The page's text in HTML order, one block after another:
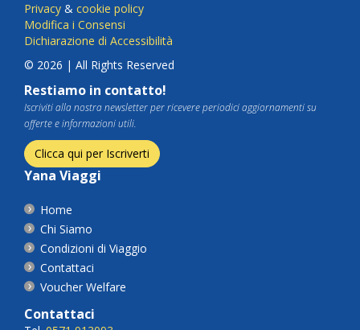
Privacy & cookie policy
Modifica i Consensi
Dichiarazione di Accessibilità
© 2026 | All Rights Reserved
Restiamo in contatto!
Iscriviti alla nostra newsletter per ricevere periodici aggiornamenti su
offerte e informazioni utili.
Clicca qui per Iscriverti
Yana Viaggi
Home
Chi Siamo
Condizioni di Viaggio
Contattaci
Voucher Welfare
Contattaci